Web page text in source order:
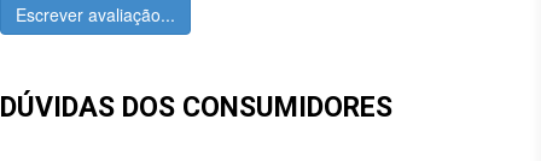
Escrever avaliação...
DÚVIDAS DOS CONSUMIDORES